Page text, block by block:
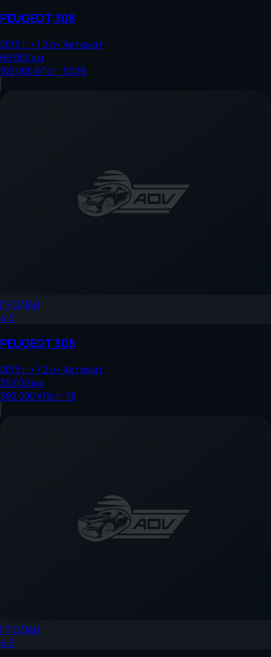
PEUGEOT308
2015г.• 1.2л• Автомат
66 000км
102 000 ¥Лот: 5009
ПРОДАН
4.5
PEUGEOT308
2015г.• 1.2л• Автомат
35 000км
393 000 ¥Лот: 78
ПРОДАН
4.5